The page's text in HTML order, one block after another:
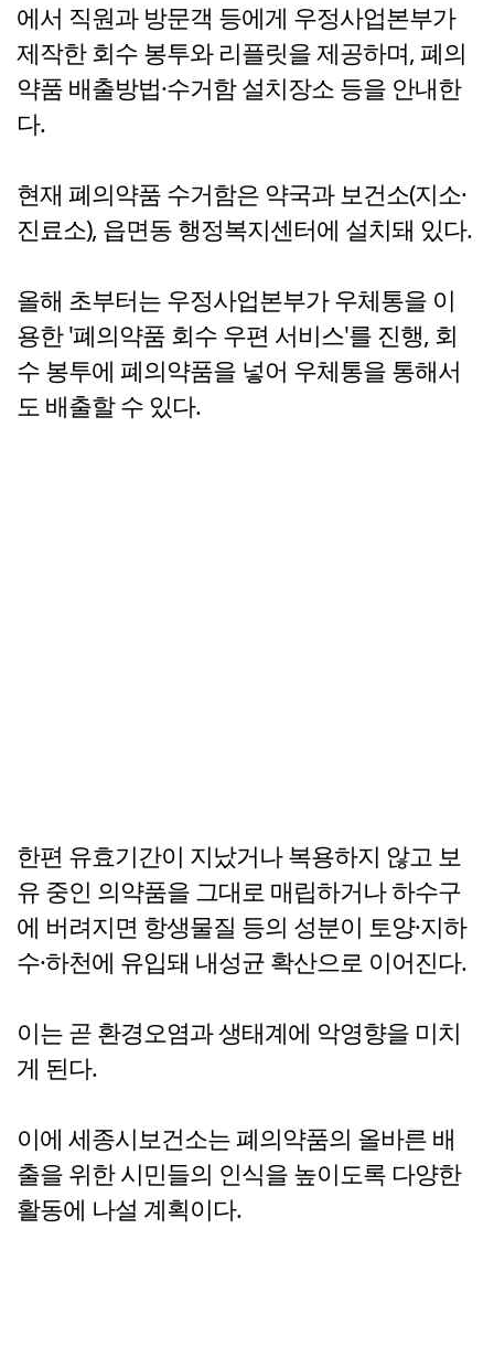
에서 직원과 방문객 등에게 우정사업본부가
제작한 회수 봉투와 리플릿을 제공하며, 폐의
약품 배출방법·수거함 설치장소 등을 안내한
다.
현재 폐의약품 수거함은 약국과 보건소(지소·
진료소), 읍면동 행정복지센터에 설치돼 있다.
올해 초부터는 우정사업본부가 우체통을 이
용한 '폐의약품 회수 우편 서비스'를 진행, 회
수 봉투에 폐의약품을 넣어 우체통을 통해서
도 배출할 수 있다.
한편 유효기간이 지났거나 복용하지 않고 보
유 중인 의약품을 그대로 매립하거나 하수구
에 버려지면 항생물질 등의 성분이 토양·지하
수·하천에 유입돼 내성균 확산으로 이어진다.
이는 곧 환경오염과 생태계에 악영향을 미치
게 된다.
이에 세종시보건소는 폐의약품의 올바른 배
출을 위한 시민들의 인식을 높이도록 다양한
활동에 나설 계획이다.